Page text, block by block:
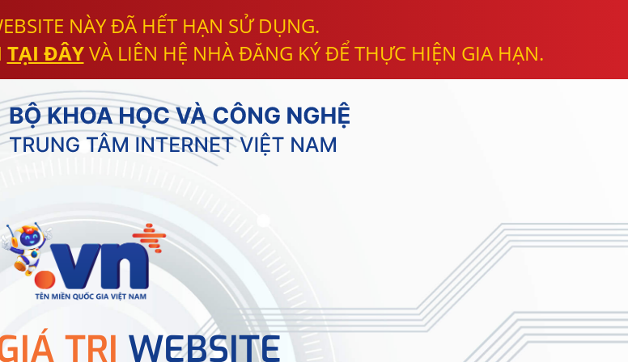
NÀY ĐÃ HẾT HẠN SỬ DỤNG.
TẠI ĐÂYVÀ LIÊN HỆ NHÀ ĐĂNG KÝ ĐỂ THỰC HIỆN GIA HẠN.
TRỊ WEBSITE